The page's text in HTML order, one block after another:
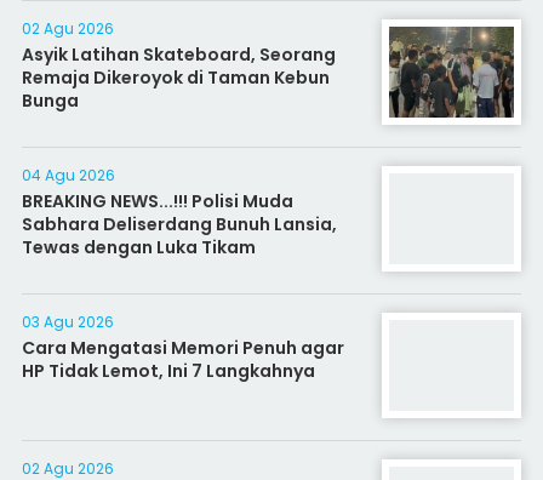
02 Agu 2026
Asyik Latihan Skateboard, Seorang
Remaja Dikeroyok di Taman Kebun
Bunga
04 Agu 2026
BREAKING NEWS...!!! Polisi Muda
Sabhara Deliserdang Bunuh Lansia,
Tewas dengan Luka Tikam
03 Agu 2026
Cara Mengatasi Memori Penuh agar
HP Tidak Lemot, Ini 7 Langkahnya
02 Agu 2026